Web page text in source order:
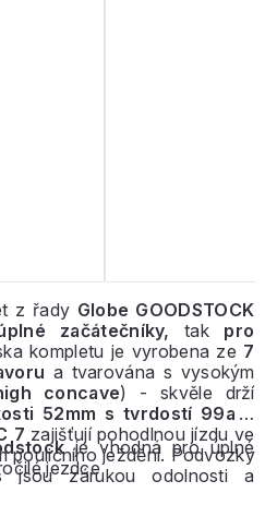
z řady Globe GOODSTOCK
začátečníky, tak pro
kompletu je vyrobena ze 7
a tvarována s vysokým
concave) - skvěle drží
52mm s tvrdostí 99a s
7 zajišťují pohodlnou jízdu ve
pouličního ježdění. Podvozky
jsou zárukou odolnosti a
Jedná se o
výkon
je vhodná pro úplné
jezdce